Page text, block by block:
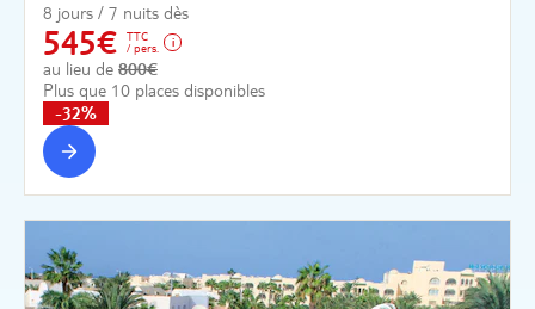
8 jours / 7 nuits dès
545€
TTC
/ pers.
au lieu de 800€
Plus que 10 places disponibles
-32%